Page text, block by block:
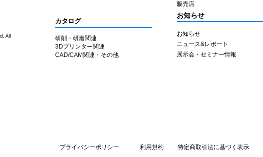
All
カタログ
研削・研磨関連
3Dプリンター関連
CAD/CAM関連・その他
​販売店
​お知らせ
お知らせ
ニュース&レポート
展示会・セミナー情報
​プライバシーポリシー 利用規約 特定商取引法に基づく表示